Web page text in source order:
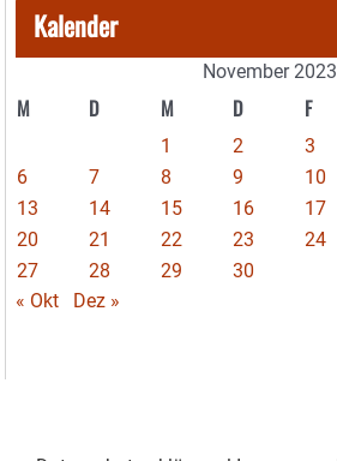
Kalender
November 2023
M D M D F
1 2 3
6
7 8 9 10
13
14 15 16 17
20
21 22 23 24
27
28 29
30
« Okt
Dez »